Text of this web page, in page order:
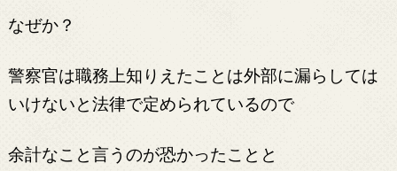
なぜか？
警察官は職務上知りえたことは外部に漏らしては
いけないと法律で定められているので
余計なこと言うのが恐かったことと